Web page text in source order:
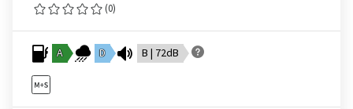
(0)
A D B | 72dB